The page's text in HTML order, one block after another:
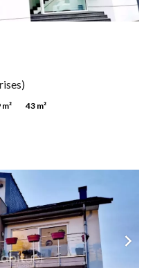
m² 43 m²